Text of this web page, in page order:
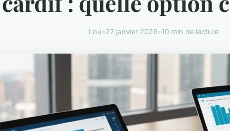
Lou•27 janvier 2026•10 min de lecture